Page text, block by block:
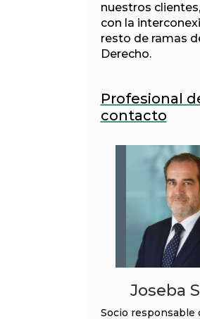
nuestros
con la
resto de ramas
Derecho.
Profesional
contacto
Joseba
Socio responsable